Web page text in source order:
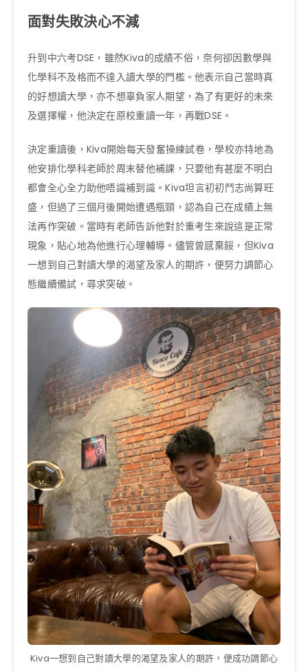
面對失敗決心不減
升到中六考DSE，雖然Kiva的成績不俗，奈何卻因數學與
化學科不及格而不達入讀大學的門檻。他表示自己當時真
的好想讀大學，亦不想辜負家人期望，為了有更好的未來
及選擇權，他決定在原校重讀一年，再戰DSE。
決定重讀後，Kiva開始每天發奮操練試卷，學校亦特地為
他安排化學科老師於周末替他補課，只要他有甚麼不明白
都會全心全力助他唔識補到識。Kiva坦言初初鬥志尚算旺
盛，但過了三個月後開始遭遇瓶頸，認為自己在成績上無
法再作突破。當時有老師告訴他對於重考生來說這是正常
現象，貼心地為他進行心理輔導。儘管曾感棄餒，但Kiva
一想到自己對讀大學的渴望及家人的期許，便努力調節心
態繼續備試，尋求突破。
Kiva一想到自己對讀大學的渴望及家人的期許，便成功調節心